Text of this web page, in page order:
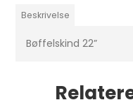
Beskrivelse
Bøffelskind 22”